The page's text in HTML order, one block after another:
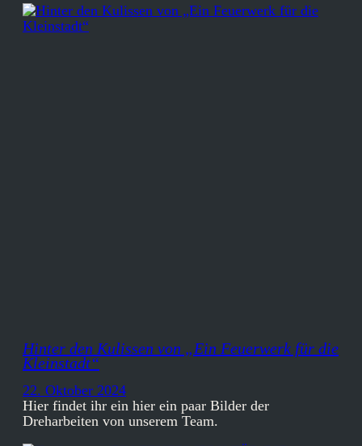
Hinter den Kulissen von „Ein Feuerwerk für die
Kleinstadt“
22. Oktober 2024
Hier findet ihr ein hier ein paar Bilder der
Dreharbeiten von unserem Team.